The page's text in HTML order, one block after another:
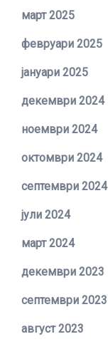
март 2025
февруари 2025
јануари 2025
декември 2024
ноември 2024
октомври 2024
септември 2024
јули 2024
март 2024
декември 2023
септември 2023
август 2023